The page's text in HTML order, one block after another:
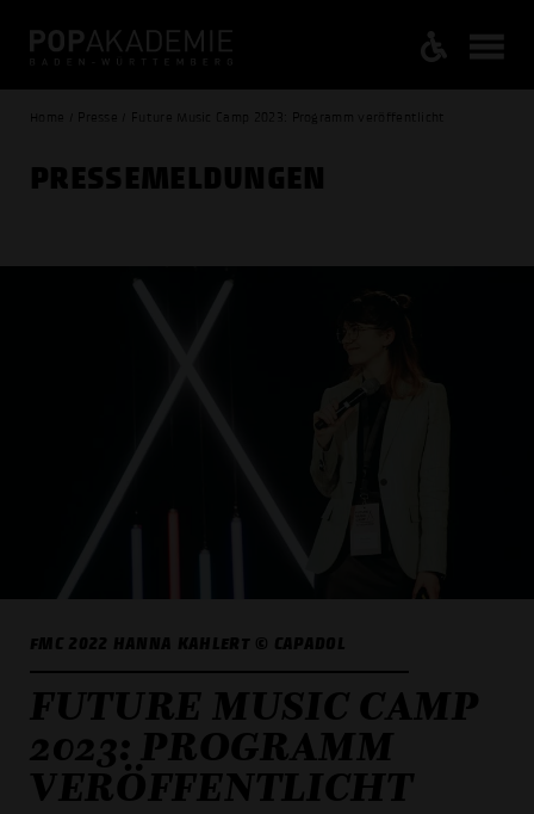
Home / Presse / Future Music Camp 2023: Programm veröffentlicht
PRESSE­MELDUNGEN
FMC 2022 HANNA KAHLERT © CAPADOL
FUTURE MUSIC CAMP
2023: PROGRAMM
VERÖFFENTLICHT